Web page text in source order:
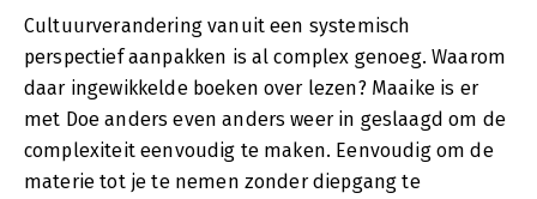
Cultuurverandering vanuit een systemisch
perspectief aanpakken is al complex genoeg. Waarom
daar ingewikkelde boeken over lezen? Maaike is er
met Doe anders even anders weer in geslaagd om de
complexiteit eenvoudig te maken. Eenvoudig om de
materie tot je te nemen zonder diepgang te